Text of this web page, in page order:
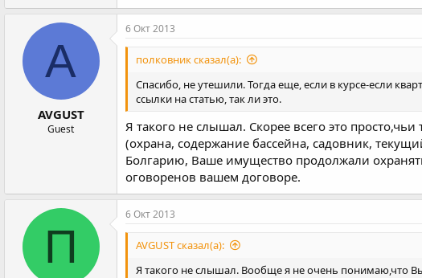
A
AVGUST
Guest
6 Окт 2013
полковник сказал(а):
Спасибо, не утешили. Тогда еще, если в курсе-если
ссылки на статью, так ли это.
Я такого не слышал. Скорее всего это
(охрана, содержание бассейна, садовник,
Болгарию, Ваше имущество продолжали
оговоренов вашем договоре.
П
6 Окт 2013
AVGUST сказал(а):
Я такого не слышал. Вообще я не очень понимаю,что